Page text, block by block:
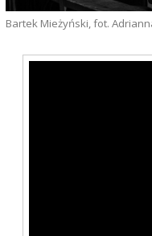
Bartek Mieżyński, fot.